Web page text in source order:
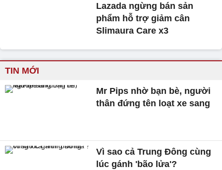
Lazada ngừng bán sản
phẩm hỗ trợ giảm cân
Slimaura Care x3
TIN MỚI
Mr Pips nhờ bạn bè, người
thân đứng tên loạt xe sang
Vì sao cả Trung Đông cùng
lúc gánh 'bão lửa'?